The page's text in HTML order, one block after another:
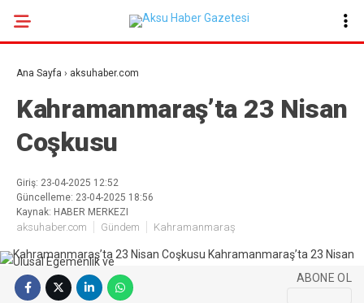
KAHRAMANMARAŞ
GÜNDEM
POLITIKA
DÜNYA
SPOR
SAĞLIK
Ana Sayfa › aksuhaber.com
Kahramanmaraş’ta 23 Nisan
Coşkusu
Giriş: 23-04-2025 12:52
Güncelleme: 23-04-2025 18:56
Kaynak: HABER MERKEZI
aksuhaber.com Gündem Kahramanmaraş
ABONE OL